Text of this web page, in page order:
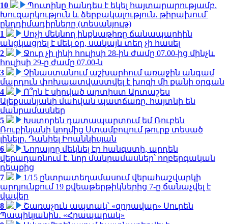
10
Պուտինը հանդես է եկել հայտարարությամբ.
Խուզարկություն և ձերբակալություն․ թիրախում՝
ընդդիմադիրները (տեսանյութ)
1
Սոչի մեկնող ինքնաթիռը ճանապարհին
անցկացրել է մեկ օր, սակայն տեղ չի հասել
2
Ջուր չի լինի հուլիսի 28-ին ժամը 07.00-ից մինչև
հուլիսի 29-ը ժամը 07.00-ն
3
Չինաստանում աշխարհում առաջին անգամ
մարդուն փոխպատվաստվել է խոզի մի քանի օրգան
4
Ո՞րն է սիրված արտիստ Արտաշես
Ալեքսանյանի մահվան պատճառը. հայտնի են
մանրամասներ
5
Խստորեն դատապարտում եմ Ռուբեն
Ռուբինյանի կողմից Ստամբուլում թուրք տեսած
լինելը. Դանիել Իոաննիսյան
6
Նորայրը մեկնել էր հանգստի, արդեն
վերադառնում է. նոր մանրամասներ՝ ողբերգական
դեպքից
7
1/15 ընտրատեղամասում վերահաշվարկի
արդյունքում 19 քվեաթերթիկներից 7-ը ճանաչվել է
վավեր
8
Շառաչուն ապտակ՝ «զորավար» Սուրեն
Պապիկյանին․ «Հրապարակ»